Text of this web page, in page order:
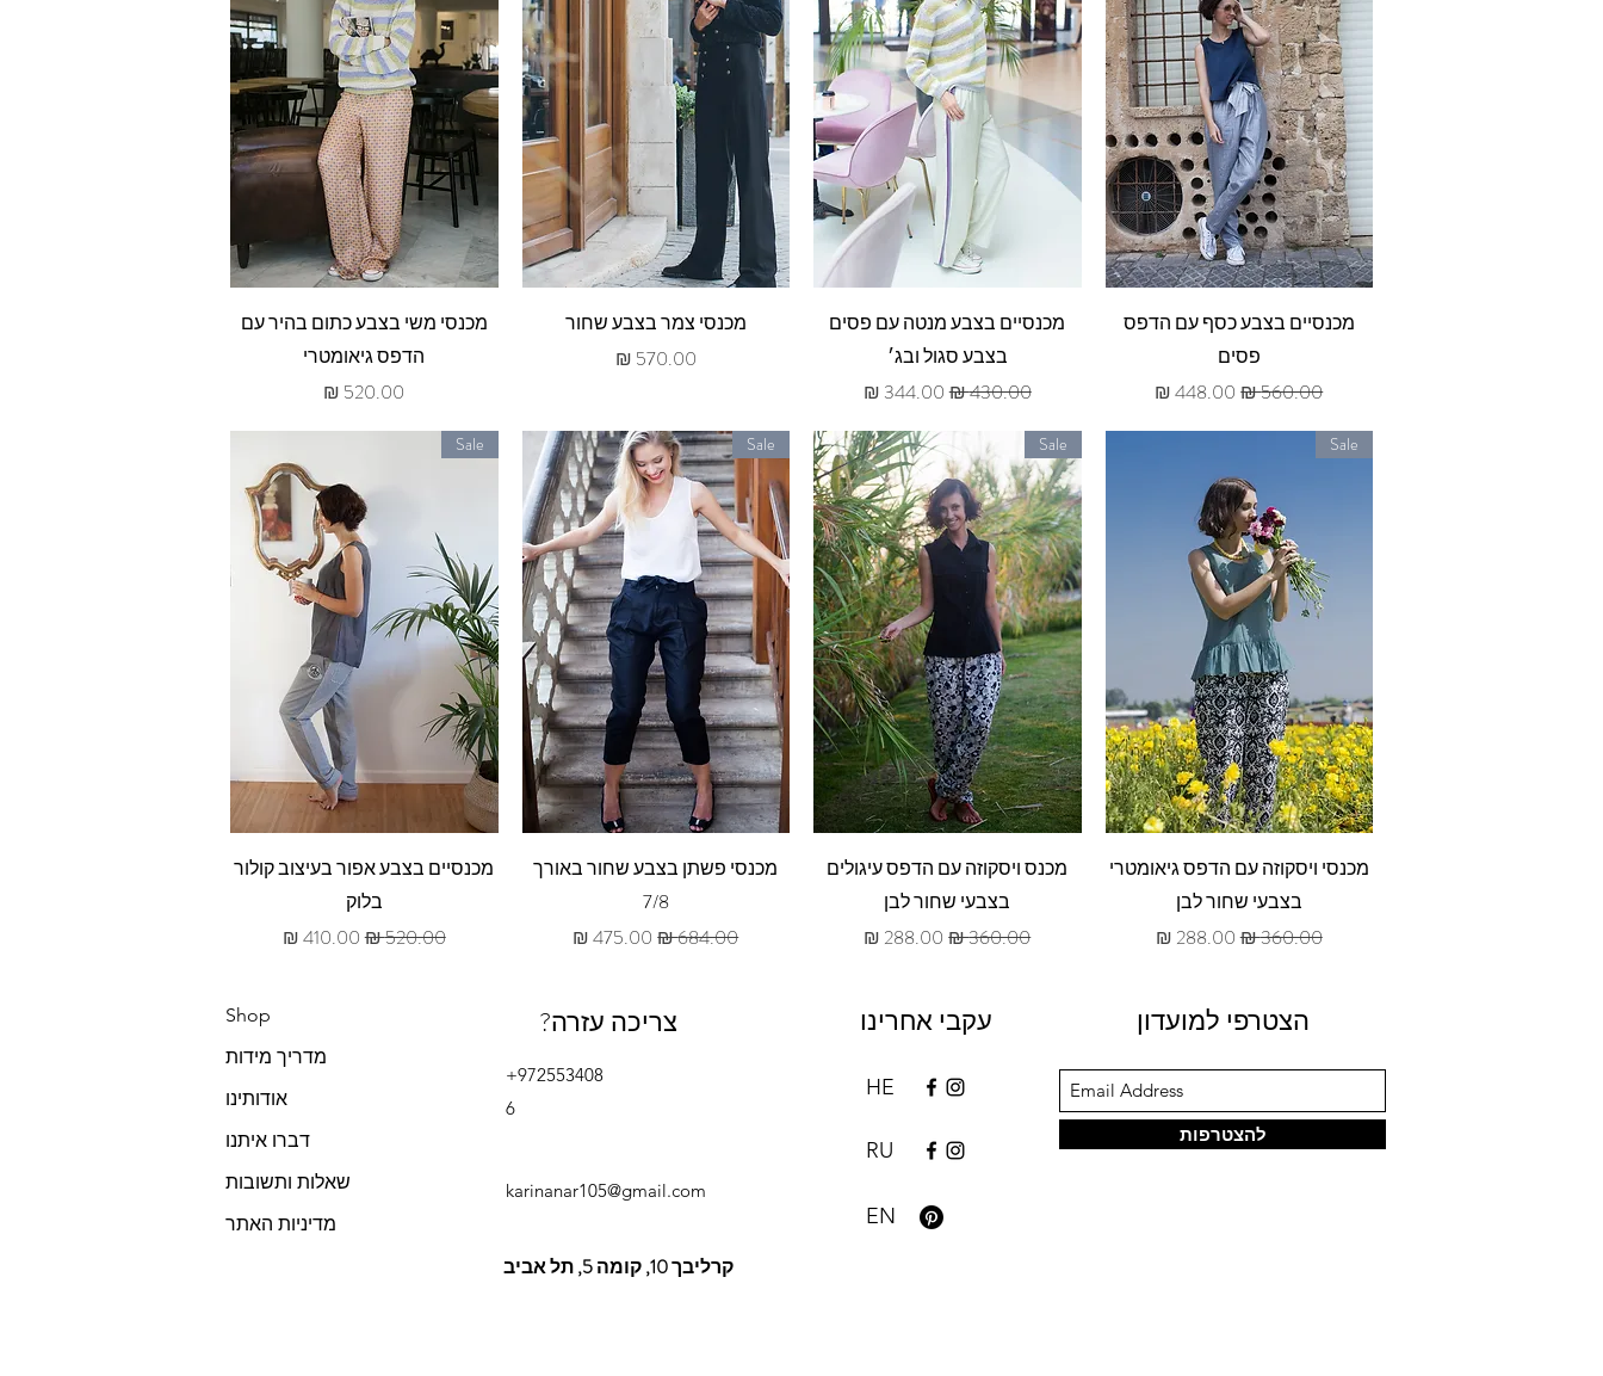
תצוגה מהירה
מכנסיים בצבע כסף עם הדפס
פסים
מחיר רגיל‏560.00 ‏₪ מחיר מבצע
תצוגה מהירה
מכנסיים בצבע מנטה עם פסים
בצבע סגול ובג׳
מחיר רגיל‏430.00 ‏₪ מחיר מבצע
תצוגה מהירה
מכנסי צמר בצבע שחור
מחיר
תצוגה מהירה
מכנסי משי בצבע כתום בהיר עם
הדפס גיאומטרי
מחיר
תצוגה מהירה
Sale
מכנסי ויסקוזה עם הדפס גיאומטרי
בצבעי שחור לבן
מחיר רגיל‏360.00 ‏₪ מחיר מבצע
תצוגה מהירה
Sale
מכנס ויסקוזה עם הדפס עיגולים
בצבעי שחור לבן
מחיר רגיל‏360.00 ‏₪ מחיר מבצע
תצוגה מהירה
Sale
מכנסי פשתן בצבע שחור באורך
7/8
מחיר רגיל‏684.00 ‏₪ מחיר מבצע
תצוגה מהירה
Sale
מכנסיים בצבע אפור בעיצוב קולור
בלוק
מחיר רגיל‏520.00 ‏₪ מחיר מבצע
Shop
מדריך מידות
אודותינו
דברו איתנו
שאלות ותשובות
מדיניות האתר
צריכה עזרה?
+972553408
6
karinanar105@gmail.com
קרליבך 10, קומה 5, תל אביב
עקבי אחרינו
HE
RU
EN
הצטרפי למועדון
להצטרפות